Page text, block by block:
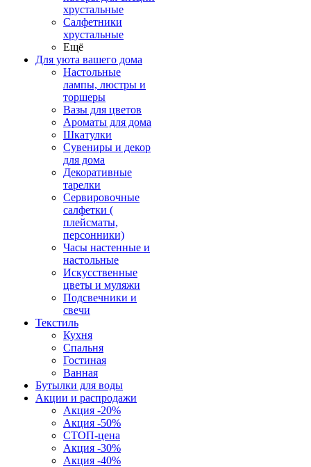
хрустальные
Салфетники
хрустальные
Ещё
Для уюта вашего дома
Настольные
лампы, люстры и
торшеры
Вазы для цветов
Ароматы для дома
Шкатулки
Сувениры и декор
для дома
Декоративные
тарелки
Сервировочные
салфетки (
плейсматы,
персонники)
Часы настенные и
настольные
Искусственные
цветы и муляжи
Подсвечники и
свечи
Текстиль
Кухня
Спальня
Гостиная
Ванная
Бутылки для воды
Акции и распродажи
Акция -20%
Акция -50%
СТОП-цена
Акция -30%
Акция -40%